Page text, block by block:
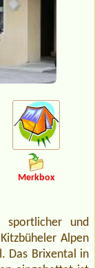
Merkbox
sportlicher und
Alpen
Das Brixental in